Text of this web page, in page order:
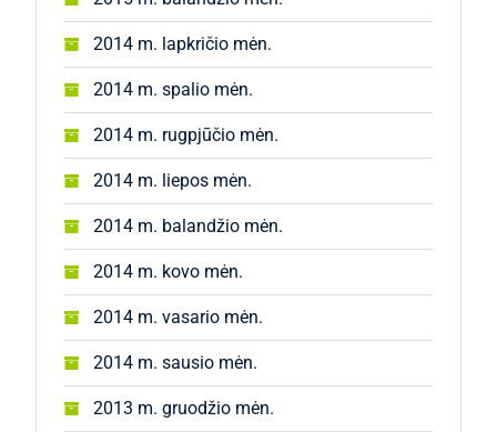
2014 m. lapkričio mėn.
2014 m. spalio mėn.
2014 m. rugpjūčio mėn.
2014 m. liepos mėn.
2014 m. balandžio mėn.
2014 m. kovo mėn.
2014 m. vasario mėn.
2014 m. sausio mėn.
2013 m. gruodžio mėn.